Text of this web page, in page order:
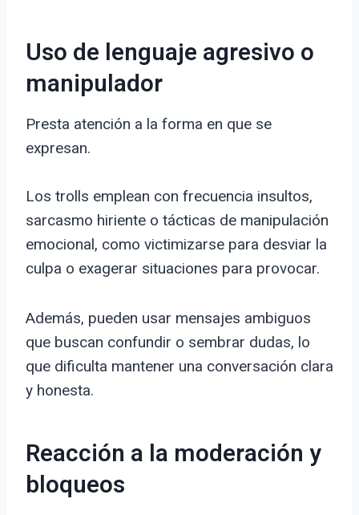
Uso de lenguaje agresivo o
manipulador
Presta atención a la forma en que se
expresan.
Los trolls emplean con frecuencia insultos,
sarcasmo hiriente o tácticas de manipulación
emocional, como victimizarse para desviar la
culpa o exagerar situaciones para provocar.
Además, pueden usar mensajes ambiguos
que buscan confundir o sembrar dudas, lo
que dificulta mantener una conversación clara
y honesta.
Reacción a la moderación y
bloqueos